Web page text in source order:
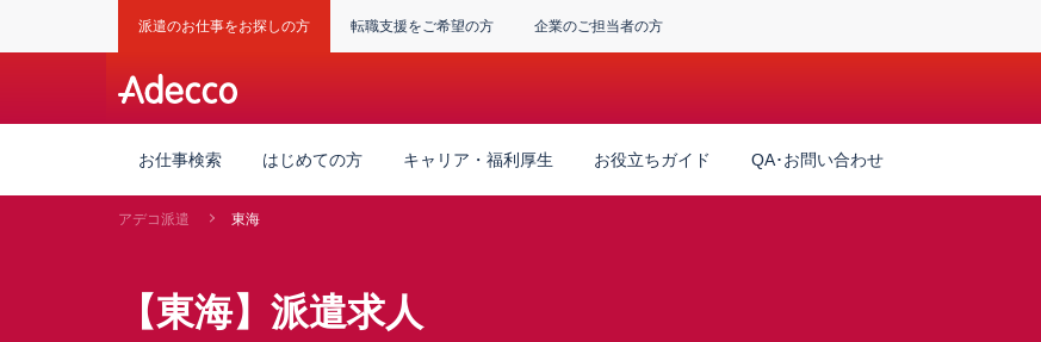
派遣のお仕事をお探しの方 転職支援をご希望の方 企業のご担当者の方
お仕事検索 はじめての方 キャリア・福利厚生 お役立ちガイド QA･お問い合わせ
アデコ派遣 東海
【東海】派遣求人